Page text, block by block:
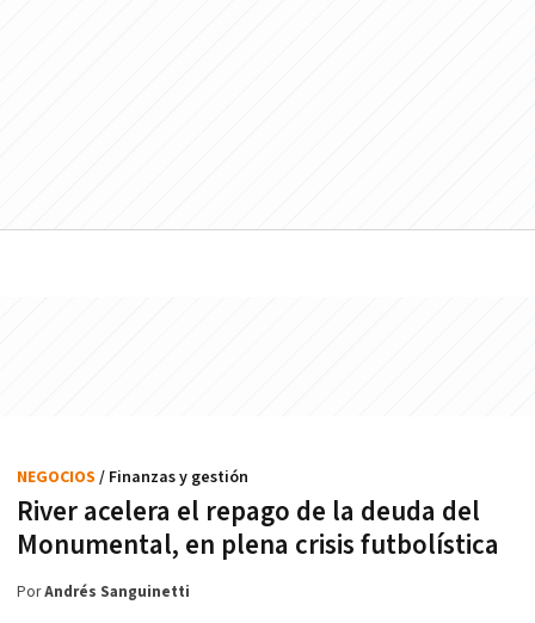
River acelera el repago de la deuda del
Monumental, en plena crisis futbolística
NEGOCIOS / Finanzas y gestión
PorAndrés Sanguinetti